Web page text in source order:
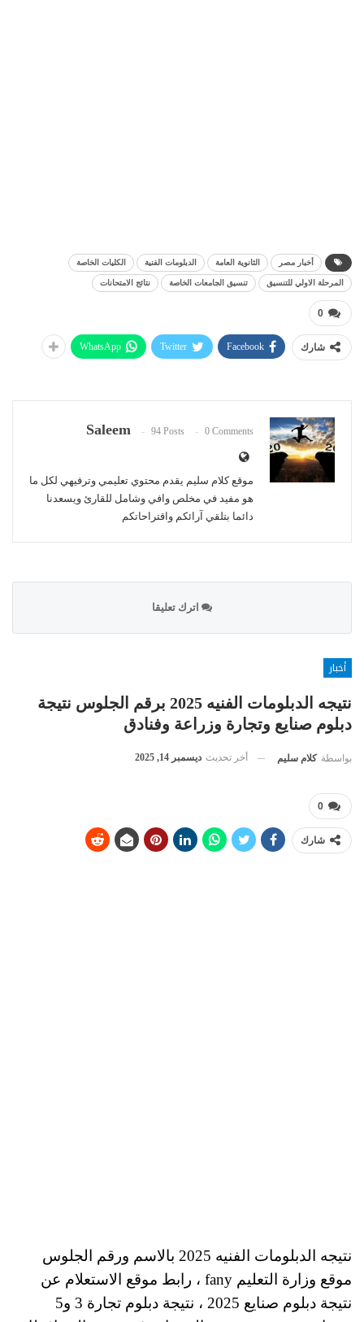
أخبار مصر الثانوية العامة الدبلومات الفنية الكليات الخاصة
المرحلة الاولي للتنسيق تنسيق الجامعات الخاصة نتائج الامتحانات
0
شارك Facebook
Twitter
WhatsApp
Saleem 94 Posts 0 Comments
موقع كلام سليم يقدم محتوي تعليمي وترفيهي لكل ما
هو مفيد في مخلص وافي وشامل للقارئ ويسعدنا
دائما بتلقي آرائكم واقتراحاتكم
اترك تعليقا
أخبار
نتيجه الدبلومات الفنيه 2025 برقم الجلوس نتيجة
دبلوم صنايع وتجارة وزراعة وفنادق
بواسطة كلام سليم أخر تحديث ديسمبر 14, 2025
0
شارك
نتيجه الدبلومات الفنيه 2025 بالاسم ورقم الجلوس
موقع وزارة التعليم fany ، رابط موقع الاستعلام عن
نتيجة دبلوم صنايع 2025 ، نتيجة دبلوم تجارة 3 و5